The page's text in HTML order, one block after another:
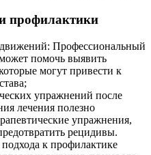
профилактики
Профессиональный
помочь выявить
могут привести к
упражнений после
лечения полезно
упражнения,
рецидивы.
к профилактике